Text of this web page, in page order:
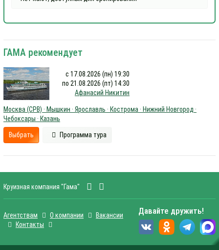
ГАМА рекомендует
с 17.08.2026 (пн) 19:30
по 21.08.2026 (пт) 14:30
Афанасий Никитин
Москва (СРВ) · Мышкин · Ярославль · Кострома · Нижний Новгород ·
Чебоксары · Казань
Выбрать Программа тура
Круизная компания "Гама"
Агентствам О компании
Вакансии
Контакты
Давайте дружить!